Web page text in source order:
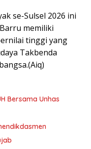
se-Sulsel 2026 ini
memiliki
tinggi yang
Takbenda
Bersama Unhas